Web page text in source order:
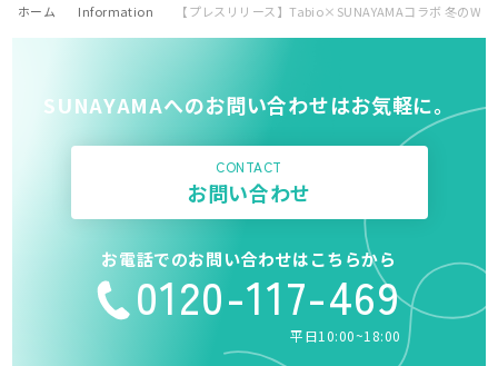
ホーム Information 【プレスリリース】Tabio×SUNAYAMAコラボ 冬のW
SUNAYAMAへのお問い合わせはお気軽に。
CONTACT
お問い合わせ
お電話でのお問い合わせはこちらから
0120-117-469
平日10:00~18:00